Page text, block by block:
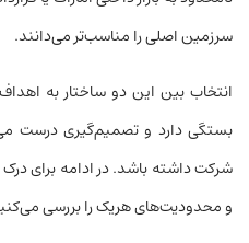
سرزمین اصلی را مناسب‌تر می‌دانند.
انتخاب بین این دو ساختار به
بستگی دارد و تصمیم‌گیری درست
شرکت داشته باشد. در ادامه برای
و محدودیت‌های هریک را بررسی